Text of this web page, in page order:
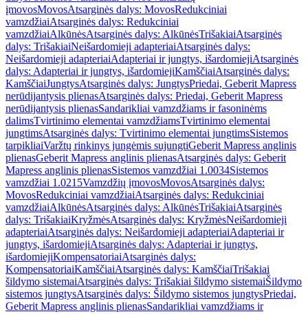
įmovosMovosAtsarginės dalys: MovosRedukciniai
vamzdžiaiAtsarginės dalys: Redukciniai
vamzdžiaiAlkūnėsAtsarginės dalys: AlkūnėsTrišakiaiAtsarginės
dalys: TrišakiaiNeišardomieji adapteriaiAtsarginės dalys:
Neišardomieji adapteriaiAdapteriai ir jungtys, išardomiejiAtsarginės
dalys: Adapteriai ir jungtys, išardomiejiKamščiaiAtsarginės dalys:
KamščiaiJungtysAtsarginės dalys: JungtysPriedai, Geberit Mapress
nerūdijantysis plienasAtsarginės dalys: Priedai, Geberit Mapress
nerūdijantysis plienasSandarikliai vamzdžiams ir fasoninėms
dalimsTvirtinimo elementai vamzdžiamsTvirtinimo elementai
jungtimsAtsarginės dalys: Tvirtinimo elementai jungtimsSistemos
tarpikliaiVaržtų rinkinys jungėmis sujungtiGeberit Mapress anglinis
plienasGeberit Mapress anglinis plienasAtsarginės dalys: Geberit
Mapress anglinis plienasSistemos vamzdžiai 1.0034Sistemos
vamzdžiai 1.0215Vamzdžių įmovosMovosAtsarginės dalys:
MovosRedukciniai vamzdžiaiAtsarginės dalys: Redukciniai
vamzdžiaiAlkūnėsAtsarginės dalys: AlkūnėsTrišakiaiAtsarginės
dalys: TrišakiaiKryžmėsAtsarginės dalys: KryžmėsNeišardomieji
adapteriaiAtsarginės dalys: Neišardomieji adapteriaiAdapteriai ir
jungtys, išardomiejiAtsarginės dalys: Adapteriai ir jungtys,
išardomiejiKompensatoriaiAtsarginės dalys:
KompensatoriaiKamščiaiAtsarginės dalys: KamščiaiTrišakiai
šildymo sistemaiAtsarginės dalys: Trišakiai šildymo sistemaiŠildymo
sistemos jungtysAtsarginės dalys: Šildymo sistemos jungtysPriedai,
Geberit Mapress anglinis plienasSandarikliai vamzdžiams ir